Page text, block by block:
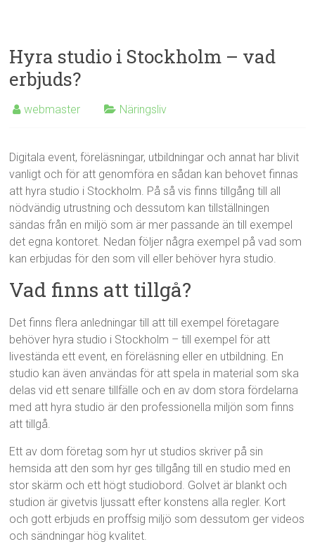
Hyra studio i Stockholm – vad
erbjuds?
webmaster Näringsliv
Digitala event, föreläsningar, utbildningar och annat har blivit
vanligt och för att genomföra en sådan kan behovet finnas
att hyra studio i Stockholm. På så vis finns tillgång till all
nödvändig utrustning och dessutom kan tillställningen
sändas från en miljö som är mer passande än till exempel
det egna kontoret. Nedan följer några exempel på vad som
kan erbjudas för den som vill eller behöver hyra studio.
Vad finns att tillgå?
Det finns flera anledningar till att till exempel företagare
behöver hyra studio i Stockholm – till exempel för att
livestända ett event, en föreläsning eller en utbildning. En
studio kan även användas för att spela in material som ska
delas vid ett senare tillfälle och en av dom stora fördelarna
med att hyra studio är den professionella miljön som finns
att tillgå.
Ett av dom företag som hyr ut studios skriver på sin
hemsida att den som hyr ges tillgång till en studio med en
stor skärm och ett högt studiobord. Golvet är blankt och
studion är givetvis ljussatt efter konstens alla regler. Kort
och gott erbjuds en proffsig miljö som dessutom ger videos
och sändningar hög kvalitet.